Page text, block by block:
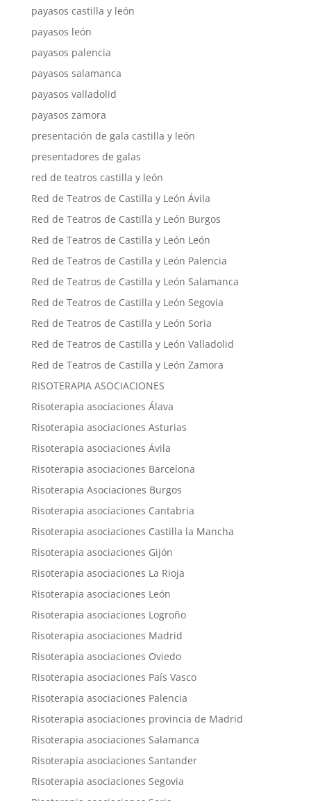
payasos castilla y león
payasos león
payasos palencia
payasos salamanca
payasos valladolid
payasos zamora
presentación de gala castilla y león
presentadores de galas
red de teatros castilla y león
Red de Teatros de Castilla y León Ávila
Red de Teatros de Castilla y León Burgos
Red de Teatros de Castilla y León León
Red de Teatros de Castilla y León Palencia
Red de Teatros de Castilla y León Salamanca
Red de Teatros de Castilla y León Segovia
Red de Teatros de Castilla y León Soria
Red de Teatros de Castilla y León Valladolid
Red de Teatros de Castilla y León Zamora
RISOTERAPIA ASOCIACIONES
Risoterapia asociaciones Álava
Risoterapia asociaciones Asturias
Risoterapia asociaciones Ávila
Risoterapia asociaciones Barcelona
Risoterapia Asociaciones Burgos
Risoterapia asociaciones Cantabria
Risoterapia asociaciones Castilla la Mancha
Risoterapia asociaciones Gijón
Risoterapia asociaciones La Rioja
Risoterapia asociaciones León
Risoterapia asociaciones Logroño
Risoterapia asociaciones Madrid
Risoterapia asociaciones Oviedo
Risoterapia asociaciones País Vasco
Risoterapia asociaciones Palencia
Risoterapia asociaciones provincia de Madrid
Risoterapia asociaciones Salamanca
Risoterapia asociaciones Santander
Risoterapia asociaciones Segovia